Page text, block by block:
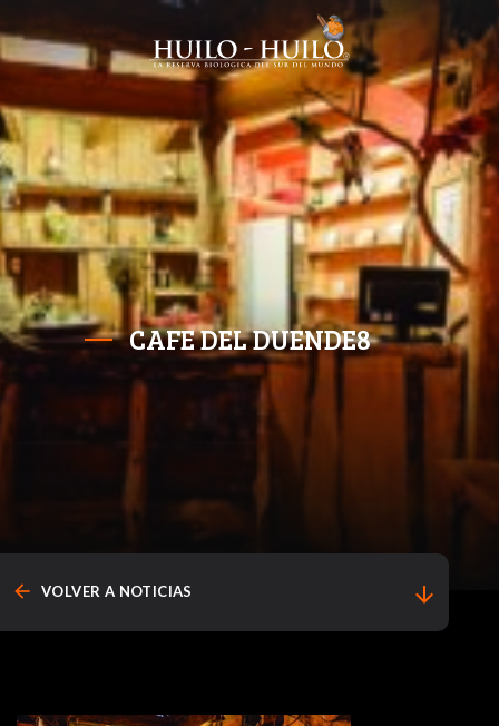
CAFE DEL DUENDE8
arrow_back VOLVER A NOTICIAS arrow_downward